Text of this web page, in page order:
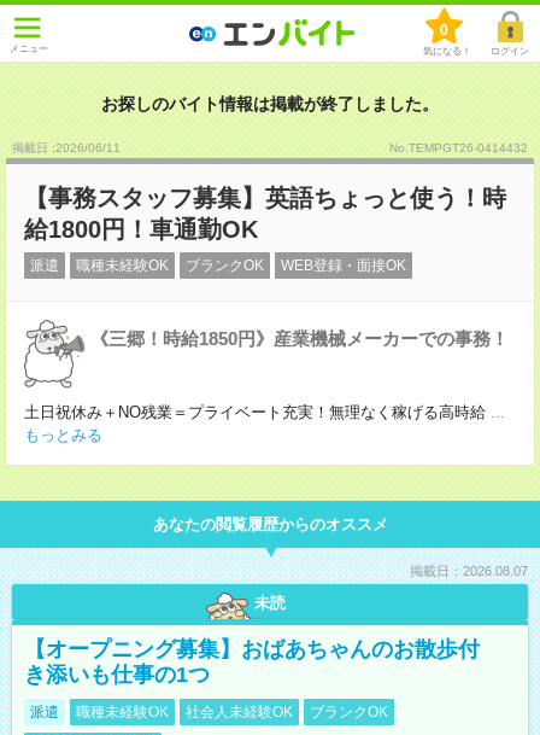
メニュー
0
気になる！ ログイン
お探しのバイト情報は掲載が終了しました。
掲載日 :2026/06/11 No.TEMPGT26-0414432
【事務スタッフ募集】英語ちょっと使う！時
給1800円！車通勤OK
派遣 職種未経験OK ブランクOK WEB登録・面接OK
《三郷！時給1850円》産業機械メーカーでの事務！
土日祝休み＋NO残業＝プライベート充実！無理なく稼げる高時給 ...
もっとみる
あなたの閲覧履歴からのオススメ
掲載日：2026.08.07
未読
【オープニング募集】おばあちゃんのお散歩付
き添いも仕事の1つ
派遣 職種未経験OK 社会人未経験OK
ブランクOK